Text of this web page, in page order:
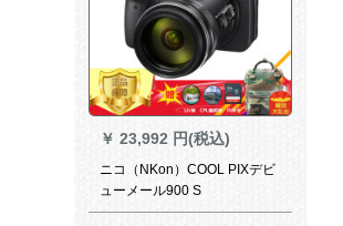
￥ 23,992 円(税込)
ニコ（NKon）COOL PIXデビ
ューメール900 S